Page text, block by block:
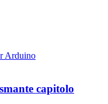
capitolo